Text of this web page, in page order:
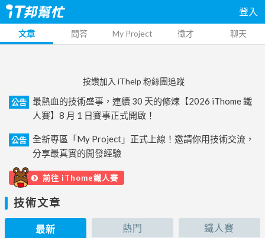
登入
文章 問答 My Project 徵才 聊天
按讚加入 iThelp 粉絲團追蹤
公告
最熱血的技術盛事，連續 30 天的修煉【2026 iThome 鐵
人賽】8 月 1 日賽事正式開啟！
公告
全新專區「My Project」正式上線！邀請你用技術交流，
分享最真實的開發經驗
前往 iThome鐵人賽
技術文章
最新 熱門 鐵人賽